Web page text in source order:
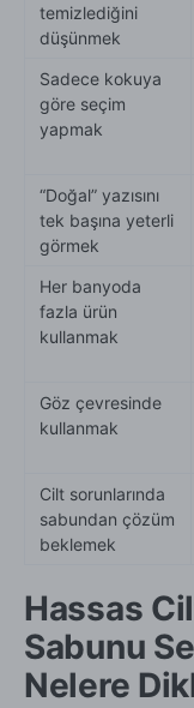
temizlediğini
düşünmek
Sadece kokuya
göre seçim
yapmak
“Doğal” yazısını
tek başına yeterli
görmek
Her banyoda
fazla ürün
kullanmak
Göz çevresinde
kullanmak
Cilt sorunlarında
sabundan çözüm
beklemek
Hassas
Sabunu
Nelere